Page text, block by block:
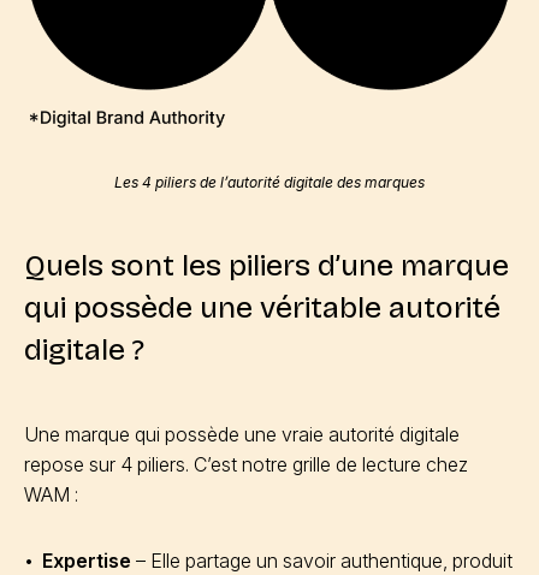
Les 4 piliers de l’autorité digitale des marques
Quels sont les piliers d’une marque
qui possède une véritable autorité
digitale ?
Une marque qui possède une vraie autorité digitale
repose sur 4 piliers. C’est notre grille de lecture chez
WAM :
Expertise – Elle partage un savoir authentique, produit